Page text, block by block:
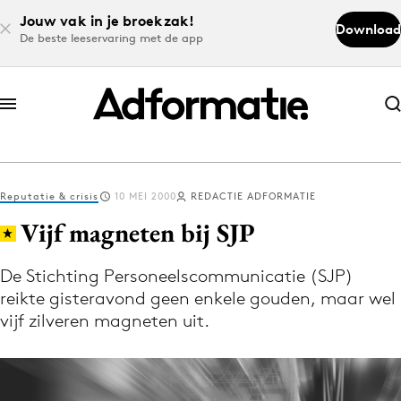
Jouw vak in je broekzak!
De beste leeservaring met de app
Download
Abonneer nu
Abonneer nu
Log in
Download de app
Volg het laatste nieuws via de Adformatie
Nieuws app
Reputatie & crisis 10 MEI 2000 REDACTIE ADFORMATIE
Vijf magneten bij SJP
De Stichting Personeelscommunicatie (SJP)
reikte gisteravond geen enkele gouden, maar wel
vijf zilveren magneten uit.